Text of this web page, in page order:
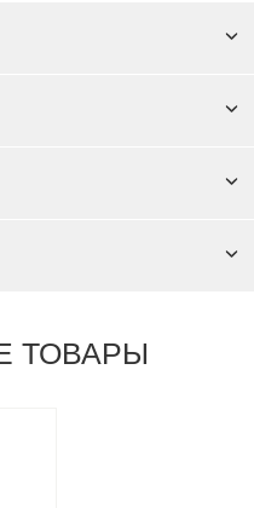
ТОВАРЫ